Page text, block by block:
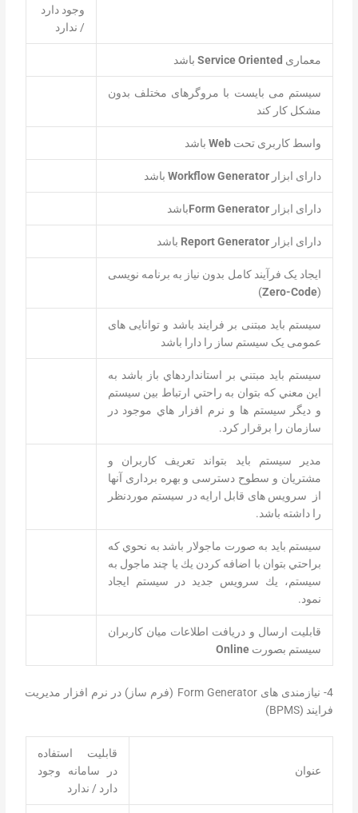
وجود دارد
/ ندارد
معماری Service Orientedباشد
سیستم می بایست با مروگرهای مختلف بدون
مشکل کار کند
واسط کاربری تحت Webباشد
دارای ابزار Workflow Generatorباشد
دارای ابزار ‌باشد
دارای ابزار Report Generator باشد
ایجاد یک فرآيند کامل بدون نیاز به برنامه نویسی
(
Zero-Code
)
سیستم باید مبتنی بر فرایند باشد و توانایی های
عمومی یک سیستم ساز را دارا باشد
سيستم بايد مبتني بر استانداردهاي باز باشد به
اين معني كه بتوان به راحتي ارتباط بين سيستم
و ديگر سيستم ها و نرم افزار هاي موجود در
سازمان را برقرار كرد.
مدیر سیستم بايد بتواند تعریف کاربران و
مشتریان و سطوح دسترسی و بهره برداری آنها
از سرویس های قابل ارایه در سیستم موردنظر
را داشته باشد.
سیستم بايد به صورت ماجولار باشد به نحوي كه
براحتي بتوان با اضافه كردن يك يا چند ماجول به
سيستم، يك سرويس جديد در سيستم ايجاد
نمود.
قابليت ارسال و دريافت اطلاعات ميان كاربران
سيستم بصورت Online
4- نیازمندی های Form Generator (فرم ساز) در نرم افزار مدیریت
فرایند (BPMS)
عنوان
قابلیت استفاده
در سامانه وجود
دارد / ندارد